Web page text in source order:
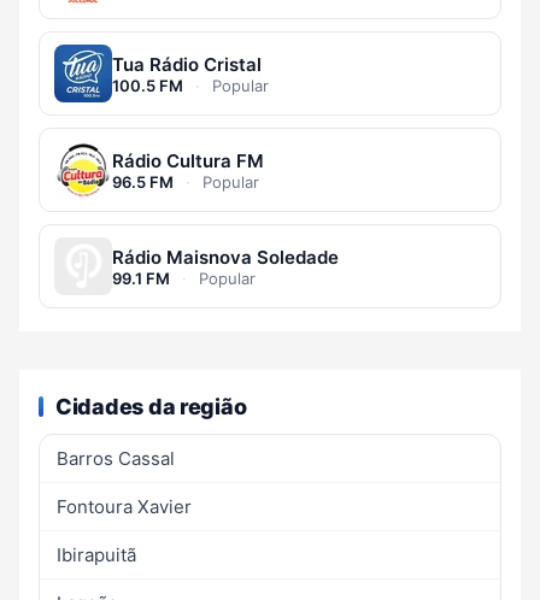
Tua Rádio Cristal
100.5 FM · Popular
Rádio Cultura FM
96.5 FM · Popular
Rádio Maisnova Soledade
99.1 FM · Popular
Cidades da região
Barros Cassal
Fontoura Xavier
Ibirapuitã